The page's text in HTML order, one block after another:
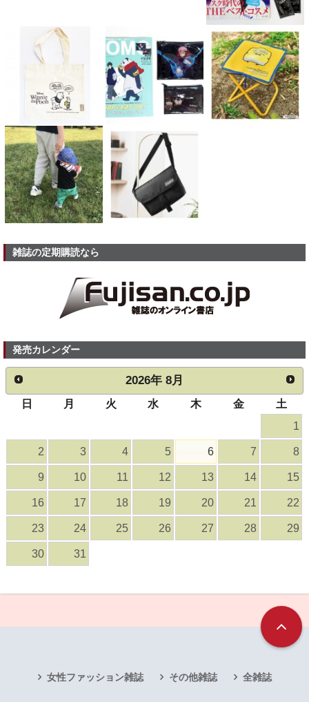
雑誌の定期購読なら
発売カレンダー
2026年 8月
日 月 火 水 木 金
土
1
2 3 4 5 6 7 8
9 10 11 12 13 14 15
16 17 18 19 20 21 22
23 24 25 26 27 28 29
30 31
女性ファッション雑誌 その他雑誌 全雑誌